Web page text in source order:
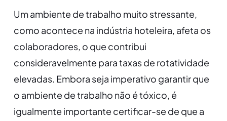
Um ambiente de trabalho muito stressante,
como acontece na indústria hoteleira, afeta os
colaboradores, o que contribui
consideravelmente para taxas de rotatividade
elevadas. Embora seja imperativo garantir que
o ambiente de trabalho não é tóxico, é
igualmente importante certificar-se de que a